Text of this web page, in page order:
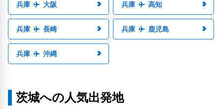
兵庫 大阪 兵庫 高知
兵庫 長崎 兵庫 鹿児島
兵庫 沖縄
茨城への人気出発地